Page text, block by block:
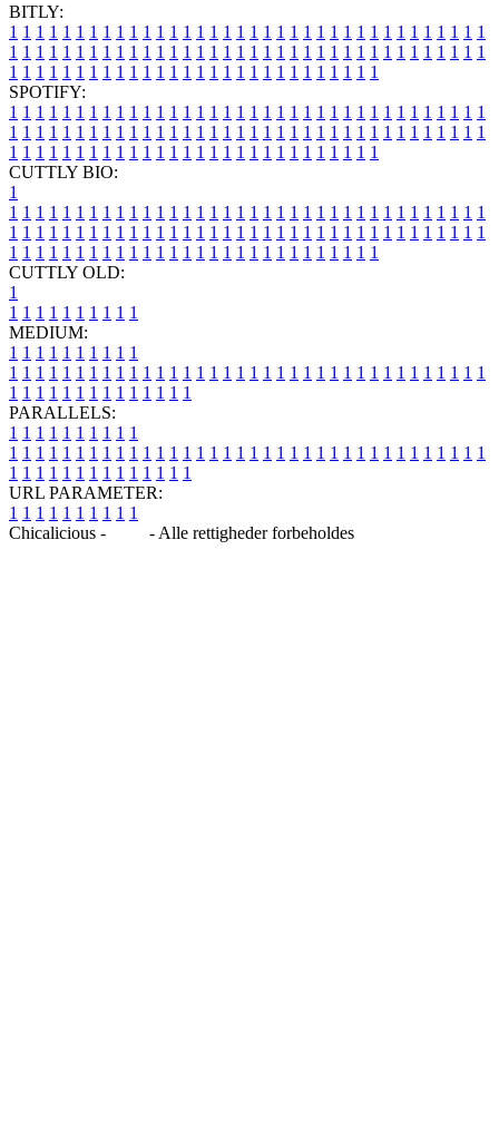
BITLY:
1 1 1 1 1 1 1 1 1 1 1 1 1 1 1 1 1 1 1 1 1 1 1 1 1 1 1 1 1 1 1 1 1 1 1 1
1 1 1 1 1 1 1 1 1 1 1 1 1 1 1 1 1 1 1 1 1 1 1 1 1 1 1 1 1 1 1 1 1 1 1 1
1 1 1 1 1 1 1 1 1 1 1 1 1 1 1 1 1 1 1 1 1 1 1 1 1 1 1 1
SPOTIFY:
1 1 1 1 1 1 1 1 1 1 1 1 1 1 1 1 1 1 1 1 1 1 1 1 1 1 1 1 1 1 1 1 1 1 1 1
1 1 1 1 1 1 1 1 1 1 1 1 1 1 1 1 1 1 1 1 1 1 1 1 1 1 1 1 1 1 1 1 1 1 1 1
1 1 1 1 1 1 1 1 1 1 1 1 1 1 1 1 1 1 1 1 1 1 1 1 1 1 1 1
CUTTLY BIO:
1
1 1 1 1 1 1 1 1 1 1 1 1 1 1 1 1 1 1 1 1 1 1 1 1 1 1 1 1 1 1 1 1 1 1 1 1
1 1 1 1 1 1 1 1 1 1 1 1 1 1 1 1 1 1 1 1 1 1 1 1 1 1 1 1 1 1 1 1 1 1 1 1
1 1 1 1 1 1 1 1 1 1 1 1 1 1 1 1 1 1 1 1 1 1 1 1 1 1 1 1
CUTTLY OLD:
1
1 1 1 1 1 1 1 1 1 1
MEDIUM:
1 1 1 1 1 1 1 1 1 1
1 1 1 1 1 1 1 1 1 1 1 1 1 1 1 1 1 1 1 1 1 1 1 1 1 1 1 1 1 1 1 1 1 1 1 1
1 1 1 1 1 1 1 1 1 1 1 1 1 1
PARALLELS:
1 1 1 1 1 1 1 1 1 1
1 1 1 1 1 1 1 1 1 1 1 1 1 1 1 1 1 1 1 1 1 1 1 1 1 1 1 1 1 1 1 1 1 1 1 1
1 1 1 1 1 1 1 1 1 1 1 1 1 1
URL PARAMETER:
1 1 1 1 1 1 1 1 1 1
Chicalicious -
- Alle rettigheder forbeholdes